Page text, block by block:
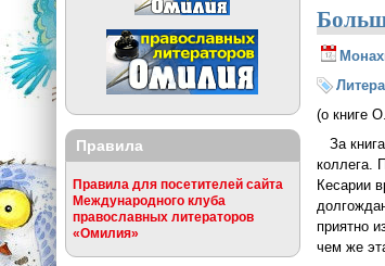
(о книге
За
коллега.
Кесарии
приятно
чем же
Правила
Правила для посетителей сайта
Международного клуба
православных литераторов
«Омилия»